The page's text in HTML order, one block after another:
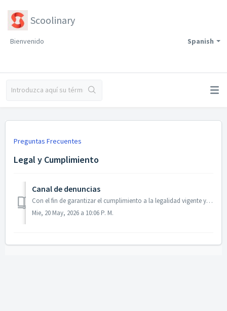
Scoolinary
Spanish
Bienvenido
Preguntas Frecuentes
Legal y Cumplimiento
Canal de denuncias
Con el fin de garantizar el cumplimiento a la legalidad vigente y a nuestro Código Ético, ponemos a disposición de cualquier persona vinculada a Scoolinary,...
Mie, 20 May, 2026 a 10:06 P. M.